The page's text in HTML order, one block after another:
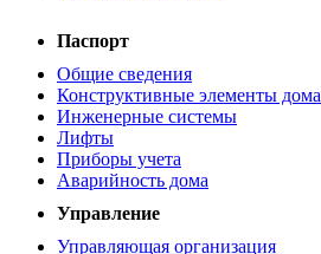
Паспорт
Общие сведения
Конструктивные элементы дома
Инженерные системы
Лифты
Приборы учета
Аварийность дома
Управление
Управляющая организация